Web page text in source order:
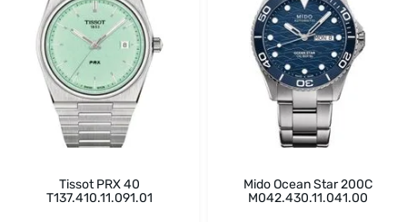
Tissot PRX 40
T137.410.11.091.01
Mido Ocean Star 200C
M042.430.11.041.00